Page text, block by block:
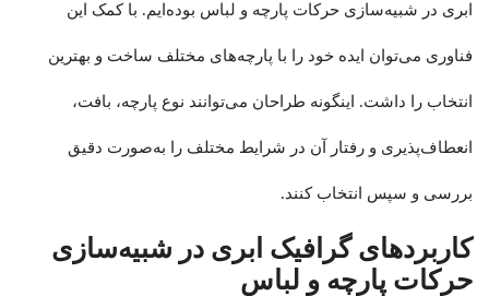
ابری در شبیه‌سازی حرکات پارچه و لباس بوده‌ایم. با کمک این
فناوری می‌توان ایده خود را با پارچه‌های مختلف ساخت و بهترین
انتخاب را داشت. اینگونه طراحان می‌توانند نوع پارچه، بافت،
انعطاف‌پذیری و رفتار آن در شرایط مختلف را به‌صورت دقیق
بررسی و سپس انتخاب کنند.
کاربردهای گرافیک ابری در شبیه‌سازی
حرکات پارچه و لباس